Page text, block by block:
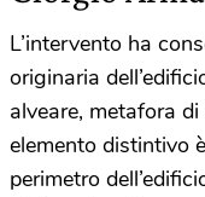
L’intervento ha
originaria
alveare, metafora
elemento distintivo
perimetro